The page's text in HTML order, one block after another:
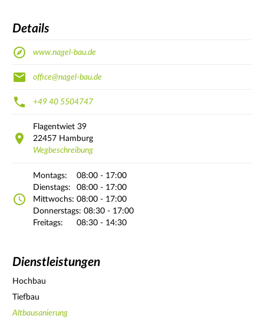
Details
www.nagel-bau.de
office@nagel-bau.de
+49 40 5504747
Flagentwiet 39
22457 Hamburg
Wegbeschreibung
Montags:
08:00 - 17:00
Dienstags:
08:00 - 17:00
Mittwochs: 08:00 - 17:00
Donnerstags: 08:30 - 17:00
Freitags:
08:30 - 14:30
Dienstleistungen
Hochbau
Tiefbau
Altbausanierung